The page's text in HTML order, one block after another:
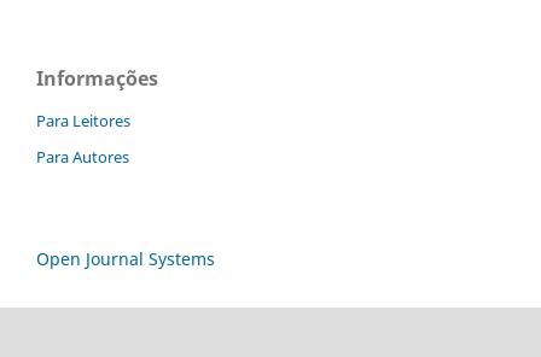
Informações
Para Leitores
Para Autores
Open Journal Systems